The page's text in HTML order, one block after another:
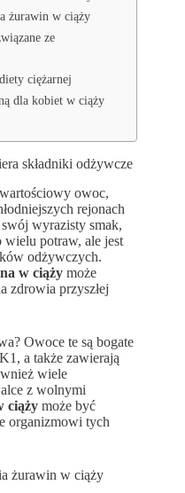
żurawin w ciąży
ze
ciężarnej
dla kobiet w ciąży
składniki odżywcze
owoc,
rejonach
wyrazisty smak,
wielu potraw, ale jest
odżywczych.
w ciąży może
zdrowia przyszłej
Owoce te są bogate
a także zawierają
wiele
z wolnymi
ciąży może być
organizmowi tych
żurawin w ciąży